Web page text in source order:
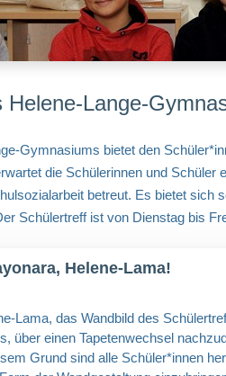
Lange-
Gymnasiums bietet den
die Schülerinnen und Schüler
betreut. Es bietet
Schülertreff ist von Dienstag bis
Helene-Lama!
Lama, das Wandbild des
über einen Tapetenwechsel
Grund sind alle Schüler*innen